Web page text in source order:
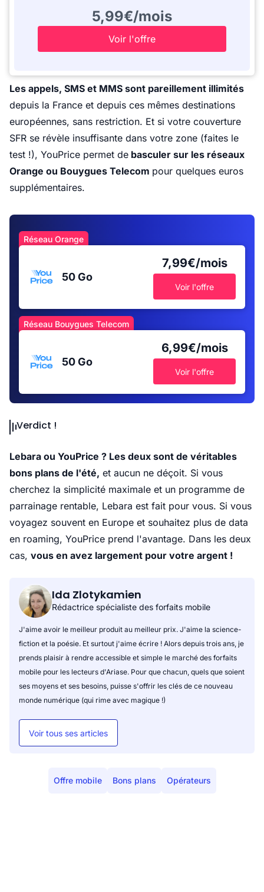
5,99€/mois
Voir l'offre
Les appels, SMS et MMS sont pareillement illimités
depuis la France et depuis ces mêmes destinations
européennes, sans restriction. Et si votre couverture
SFR se révèle insuffisante dans votre zone (faites le
test !), YouPrice permet de basculer sur les réseaux
Orange ou Bouygues Telecom pour quelques euros
supplémentaires.
Réseau Orange
50 Go
7,99€/mois
Voir l'offre
Réseau Bouygues Telecom
50 Go
6,99€/mois
Voir l'offre
Verdict !
Lebara ou YouPrice ? Les deux sont de véritables
bons plans de l'été, et aucun ne déçoit. Si vous
cherchez la simplicité maximale et un programme de
parrainage rentable, Lebara est fait pour vous. Si vous
voyagez souvent en Europe et souhaitez plus de data
en roaming, YouPrice prend l'avantage. Dans les deux
cas, vous en avez largement pour votre argent !
Ida Zlotykamien
Rédactrice spécialiste des forfaits mobile
J'aime avoir le meilleur produit au meilleur prix. J'aime la science-
fiction et la poésie. Et surtout j'aime écrire ! Alors depuis trois ans, je
prends plaisir à rendre accessible et simple le marché des forfaits
mobile pour les lecteurs d'Ariase. Pour que chacun, quels que soient
ses moyens et ses besoins, puisse s'offrir les clés de ce nouveau
monde numérique (qui rime avec magique !)
Voir tous ses articles
Offre mobile Bons plans Opérateurs